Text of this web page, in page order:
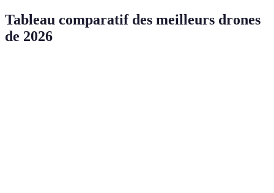
Tableau comparatif des meilleurs drones
de 2026